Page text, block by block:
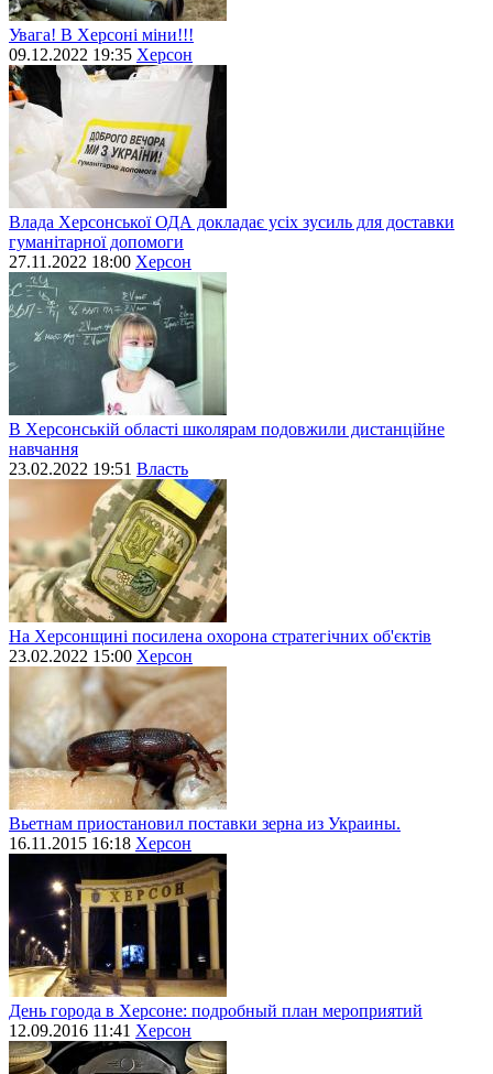
Увага! В Херсоні міни!!!
09.12.2022 19:35 Херсон
Влада Херсонської ОДА докладає усіх зусиль для доставки
гуманітарної допомоги
27.11.2022 18:00 Херсон
В Херсонській області школярам подовжили дистанційне
навчання
23.02.2022 19:51 Власть
На Херсонщині посилена охорона стратегічних об'єктів
23.02.2022 15:00 Херсон
Вьетнам приостановил поставки зерна из Украины.
16.11.2015 16:18 Херсон
День города в Херсоне: подробный план мероприятий
12.09.2016 11:41 Херсон